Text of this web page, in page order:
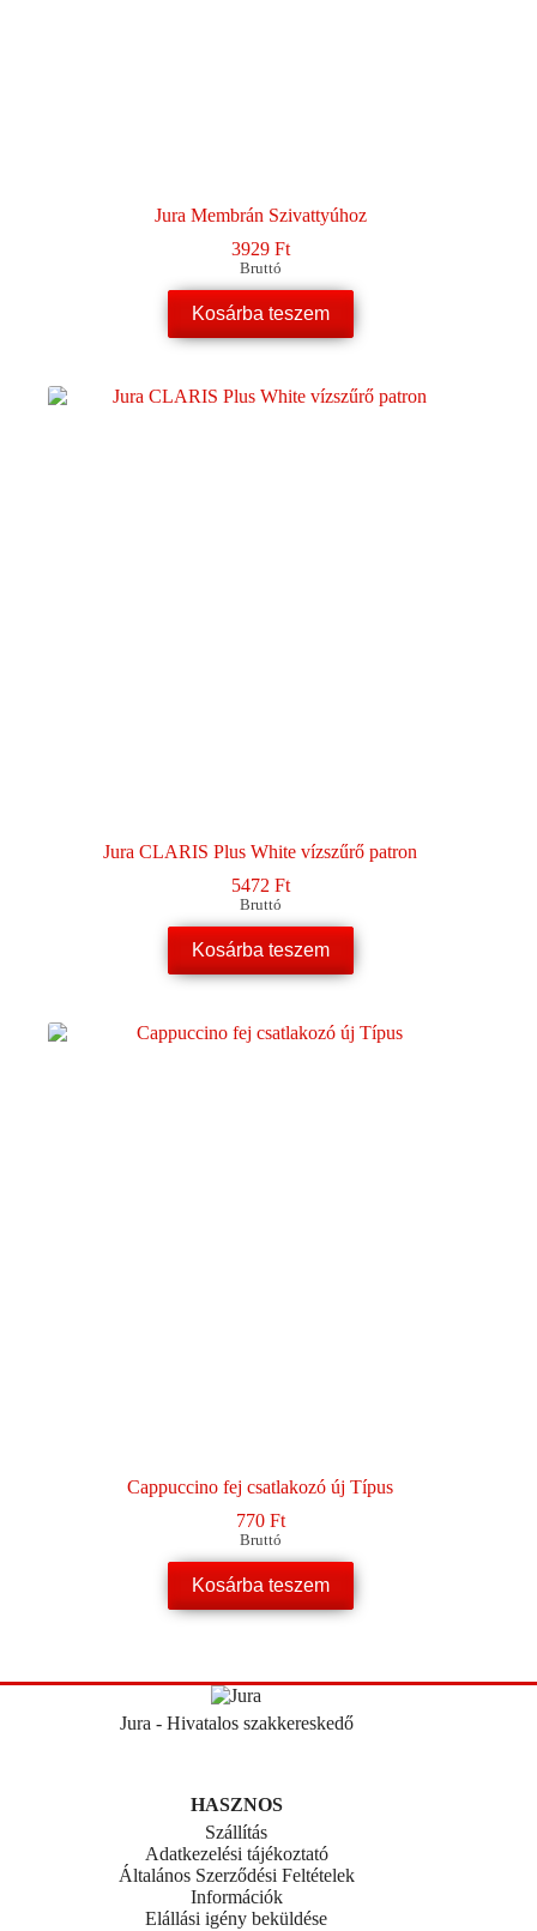
Jura Membrán Szivattyúhoz
3929 Ft
Bruttó
Kosárba teszem
Jura CLARIS Plus White vízszűrő patron
5472 Ft
Bruttó
Kosárba teszem
Cappuccino fej csatlakozó új Típus
770 Ft
Bruttó
Kosárba teszem
Jura - Hivatalos szakkereskedő
HASZNOS
Szállítás
Adatkezelési tájékoztató
Általános Szerződési Feltételek
Információk
Elállási igény beküldése